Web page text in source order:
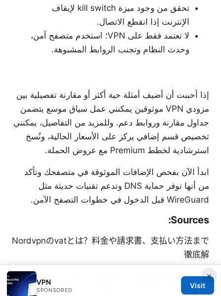
تحقق من وجود ميزة kill switch لإيقاف
الإنترنت إذا انقطع الاتصال.
لا تعتمد فقط على VPN؛ استخدم متصفح آمن،
وحدث النظام وتجنب الروابط المشبوهة.
إذا أحببت أن أضيف أمثلة حية أكثر أو مقارنة تفصيلية بين
مزودي VPN موثوقين يمكنني عمل سياق موسع يتضمن
جداول مقارنة وروابط دعم. وللمزيد من التفاصيل، يمكنني
تخصيص قسم إضافي يركز على الأسعار الحالية، ونُسخ
استرشادية لخطط Premium مع عروض الحملة.
ابدأ الآن بفحص الإضافات الموثوقة في متصفحك وتأكد
من أنها توفر حماية DNS وتدعم تقنيات حديثة مثل
WireGuard قبل الدخول في خطوات التصفح الآمن.
Sources:
Nordvpnのvatとは？料金や請求書、支払い方法まで
徹底解
免费vpn下载：全面指南、最佳选择与使用技巧×
VPN
SPONSORED
Visit